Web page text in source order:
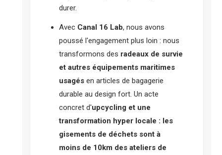
durer.
Avec Canal 16 Lab, nous avons
poussé l'engagement plus loin : nous
transformons des radeaux de survie
et autres équipements maritimes
usagésen articles de bagagerie
durable au design fort. Un acte
concret d'upcycling et une
transformation hyper locale : les
gisements de déchets sont à
moins de 10km des ateliers de